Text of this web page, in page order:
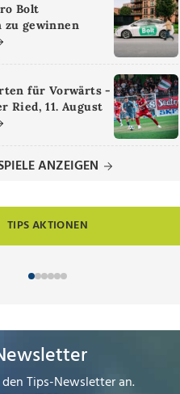
Bolt
zu gewinnen
für Vorwärts -
Ried, 11. August
ANZEIGEN
TIPS AKTIONEN
Tips-Newsletter an.